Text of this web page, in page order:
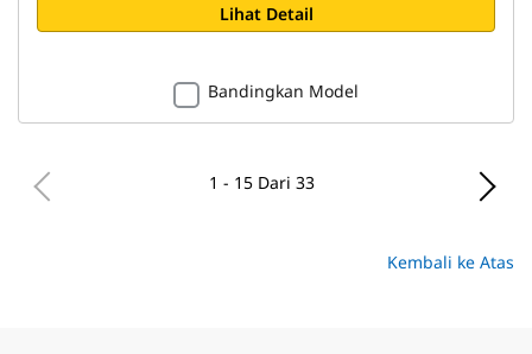
Lihat Detail
Bandingkan Model
1 - 15 Dari 33
Kembali ke Atas